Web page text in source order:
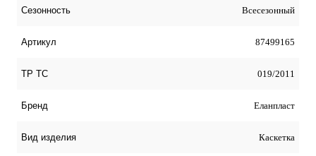
Сезонность Всесезонный
Артикул 87499165
ТР ТС 019/2011
Бренд Еланпласт
Вид изделия Каскетка